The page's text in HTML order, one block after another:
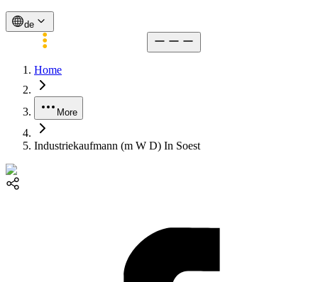
de
Home
More
Industriekaufmann (m W D) In Soest